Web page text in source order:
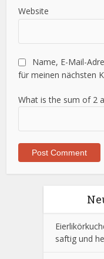
Website
Name, E-Mail-
für meinen nächsten
What is the sum of 2
saftig und